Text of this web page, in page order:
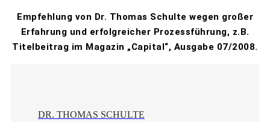
Empfehlung von Dr. Thomas Schulte wegen großer
Erfahrung und erfolgreicher Prozessführung, z.B.
Titelbeitrag im Magazin „Capital“, Ausgabe 07/2008.
DR. THOMAS SCHULTE